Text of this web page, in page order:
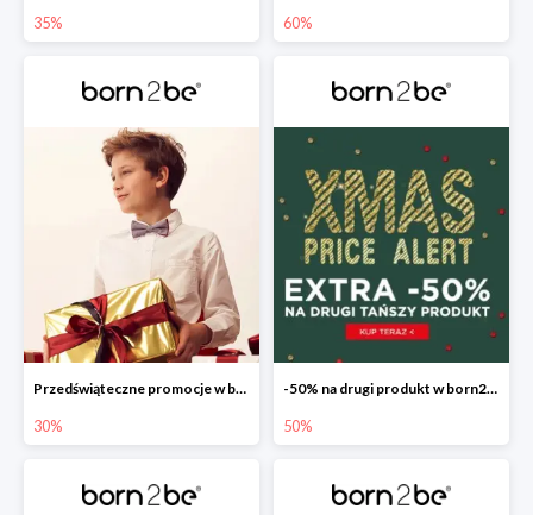
35% 60%
Przedświąteczne promocje w born2be do -30%
30%
-50% na drugi produkt w born2be
50%